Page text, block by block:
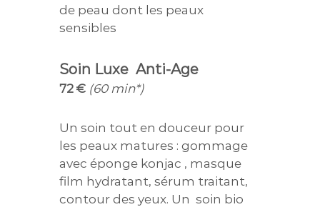
de peau dont les peaux
sensibles
Soin Luxe Anti-Age
72 € (60 min*)
Un soin tout en douceur pour
les peaux matures : gommage
avec éponge konjac , masque
film hydratant, sérum traitant,
contour des yeux. Un soin bio